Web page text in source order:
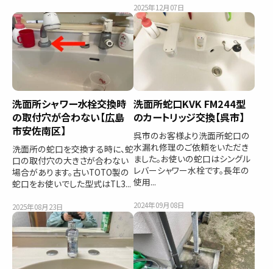
2025年12月07日
洗面所シャワー水栓交換時
の取付穴が合わない【広島
市安佐南区】
洗面所の蛇口を交換する時に、蛇
口の取付穴の大きさが合わない
場合があります。古いTOTO製の
蛇口をお使いでした型式はTL3...
2025年08月23日
洗面所蛇口KVK FM244型
のカートリッジ交換【呉市】
呉市のお客様より洗面所蛇口の
水漏れ修理のご依頼をいただき
ました。お使いの蛇口はシングル
レバーシャワー水栓です。長年の
使用...
2024年09月08日